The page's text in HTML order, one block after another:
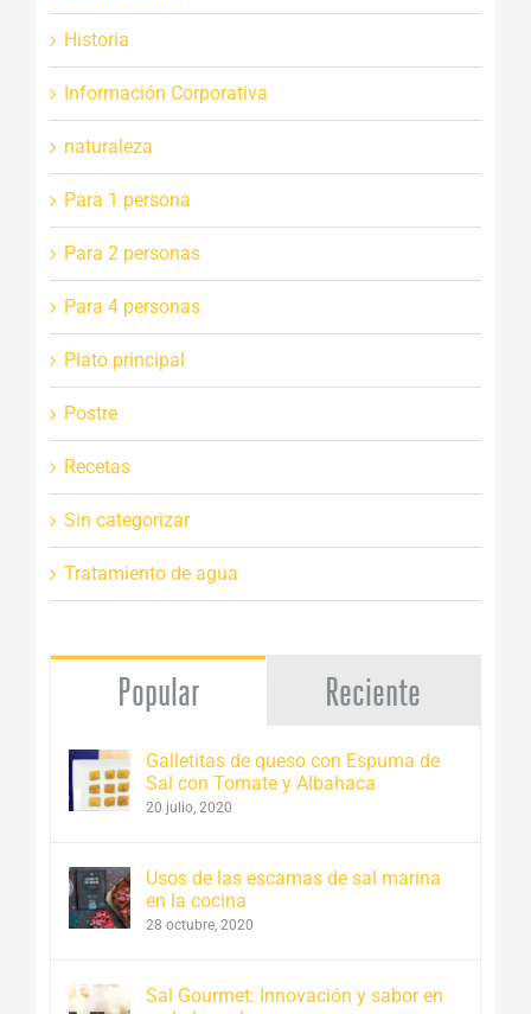
Historia
Información Corporativa
naturaleza
Para 1 persona
Para 2 personas
Para 4 personas
Plato principal
Postre
Recetas
Sin categorizar
Tratamiento de agua
Popular Reciente
Galletitas de queso con Espuma de
Sal con Tomate y Albahaca
20 julio, 2020
Usos de las escamas de sal marina
en la cocina
28 octubre, 2020
Sal Gourmet: Innovación y sabor en